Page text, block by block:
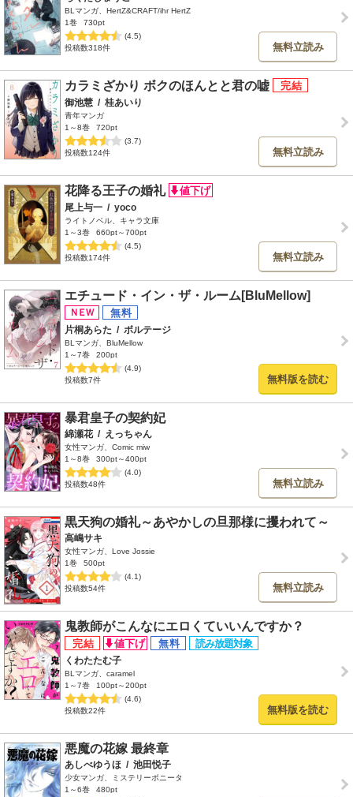
BLマンガ、HertZ&CRAFT/ihr HertZ
1巻
730pt
(4.5)
投稿数318件
無料立読み
カラミざかり ボクのほんとと君の嘘
御池慧 / 桂あいり
青年マンガ
1～8巻
720pt
(3.7)
投稿数124件
無料立読み
花降る王子の婚礼
尾上与一 / yoco
ライトノベル、キャラ文庫
1～3巻
660pt～700pt
(4.5)
投稿数174件
無料立読み
エチュード・イン・ザ・ルーム[BluMellow]
片桐あらた / ボルテージ
BLマンガ、BluMellow
1～7巻
200pt
(4.9)
投稿数7件
無料版を読む
暴君皇子の契約妃
綿瀬花 / えっちゃん
女性マンガ、Comic miw
1～8巻
300pt～400pt
(4.0)
投稿数48件
無料立読み
黒天狗の婚礼～あやかしの旦那様に攫われて～
高嶋サキ
女性マンガ、Love Jossie
1巻
500pt
(4.1)
投稿数54件
無料立読み
鬼教師がこんなにエロくていいんですか？
くわたたむ子
BLマンガ、caramel
1～7巻
100pt～200pt
(4.6)
投稿数22件
無料版を読む
悪魔の花嫁 最終章
あしべゆうほ / 池田悦子
少女マンガ、ミステリーボニータ
1～6巻
480pt